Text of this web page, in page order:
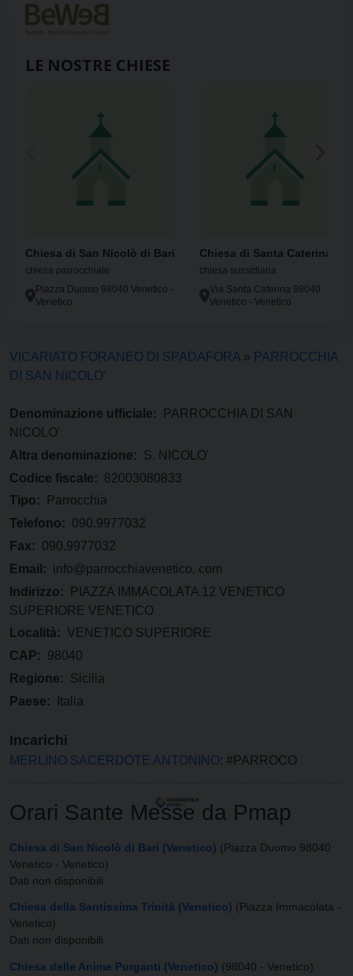
LE NOSTRE CHIESE
Chiesa di San Nicolò di Bari
chiesa parrocchiale
Piazza Duomo 98040 Venetico -
Venetico
Chiesa di Santa Caterina
chiesa sussidiaria
Via Santa Caterina 98040
Venetico - Venetico
VICARIATO FORANEO DI SPADAFORA » PARROCCHIA
DI SAN NICOLO'
Denominazione ufficiale:
PARROCCHIA DI SAN
NICOLO'
Altra denominazione: S. NICOLO'
Codice fiscale: 82003080833
Tipo:
Parrocchia
Telefono: 090.9977032
Fax: 090.9977032
Email: info@parrocchiavenetico. com
Indirizzo:
PIAZZA IMMACOLATA 12 VENETICO
SUPERIORE VENETICO
Località: VENETICO SUPERIORE
CAP: 98040
Regione: Sicilia
Paese:
Italia
Incarichi
MERLINO SACERDOTE ANTONINO: #PARROCO
Orari Sante Messe da Pmap
Chiesa di San Nicolò di Bari (Venetico) (Piazza Duomo 98040
Venetico - Venetico)
Dati non disponibili
Chiesa della Santissima Trinità (Venetico) (Piazza Immacolata -
Venetico)
Dati non disponibili
Chiesa delle Anime Purganti (Venetico) (98040 - Venetico)